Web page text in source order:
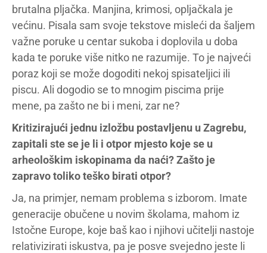
brutalna pljačka. Manjina, krimosi, opljačkala je
većinu. Pisala sam svoje tekstove misleći da šaljem
važne poruke u centar sukoba i doplovila u doba
kada te poruke više nitko ne razumije. To je najveći
poraz koji se može dogoditi nekoj spisateljici ili
piscu. Ali dogodio se to mnogim piscima prije
mene, pa zašto ne bi i meni, zar ne?
Kritizirajući jednu izložbu postavljenu u Zagrebu,
zapitali ste se je li i otpor mjesto koje se u
arheološkim iskopinama da naći? Zašto je
zapravo toliko teško birati otpor?
Ja, na primjer, nemam problema s izborom. Imate
generacije obučene u novim školama, mahom iz
Istočne Europe, koje baš kao i njihovi učitelji nastoje
relativizirati iskustva, pa je posve svejedno jeste li